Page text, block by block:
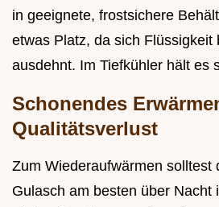
in geeignete, frostsichere
etwas Platz, da sich Flüssigkeit
ausdehnt. Im Tiefkühler hält es
Schonendes
Qualitätsverlust
Zum Wiederaufwärmen solltest
Gulasch am besten über Nacht